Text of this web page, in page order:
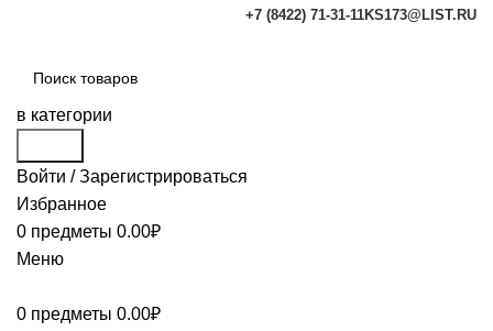
+7 (8422) 71-31-11KS173@LIST.RU
в категории
Войти / Зарегистрироваться
Избранное
0 предметы 0.00₽
Меню
0 предметы 0.00₽